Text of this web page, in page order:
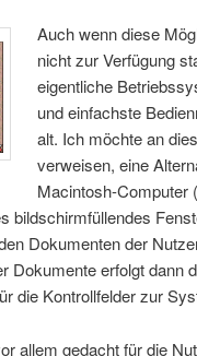
Auch wenn diese
nicht zur Verfügung
eigentliche
und einfachste
alt. Ich möchte an
verweisen, eine
Macintosh-Computer
bildschirmfüllendes
Dokumenten der
Dokumente erfolgt dann
die Kontrollfelder zur
allem gedacht für die